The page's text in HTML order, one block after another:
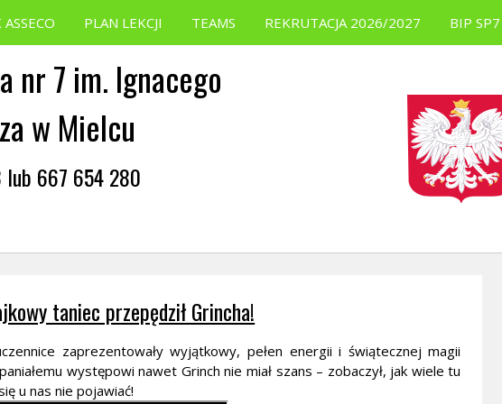
PLAN LEKCJI TEAMS REKRUTACJA 2026/2027 BIP SP7
nr 7 im. Ignacego
w Mielcu
667 654 280
taniec przepędził Grincha!
zaprezentowały wyjątkowy, pełen energii i świątecznej magii
występowi nawet Grinch nie miał szans – zobaczył, jak wiele tu
u nas nie pojawiać!